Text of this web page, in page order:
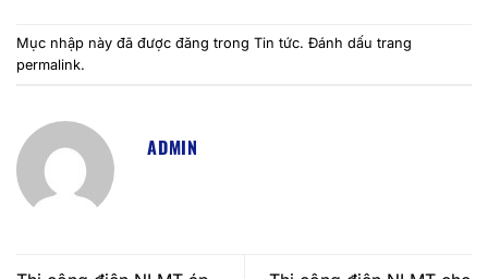
Mục nhập này đã được đăng trong Tin tức. Đánh dấu trang
permalink.
ADMIN